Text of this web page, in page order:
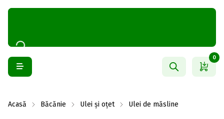
0
Acasă Băcănie Ulei și oțet Ulei de măsline